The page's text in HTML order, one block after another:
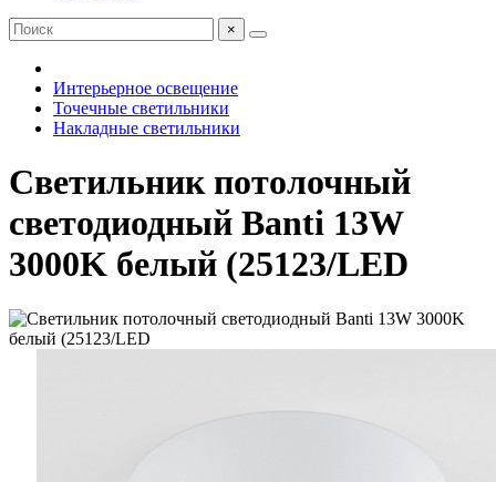
×
Интерьерное освещение
Точечные светильники
Накладные светильники
Светильник потолочный
светодиодный Banti 13W
3000K белый (25123/LED